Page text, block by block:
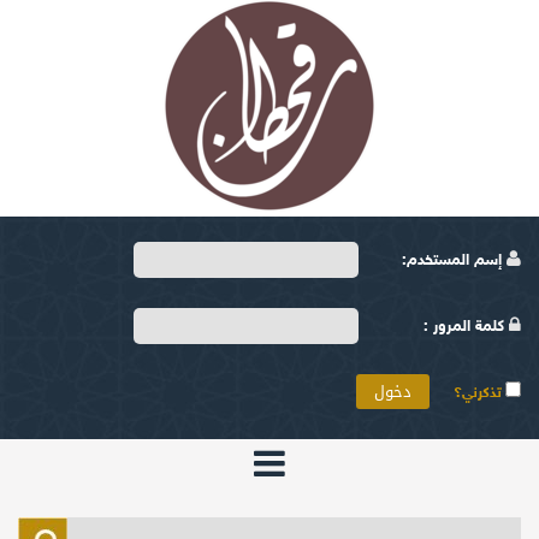
إسم المستخدم:
كلمة المرور :
تذكرني؟